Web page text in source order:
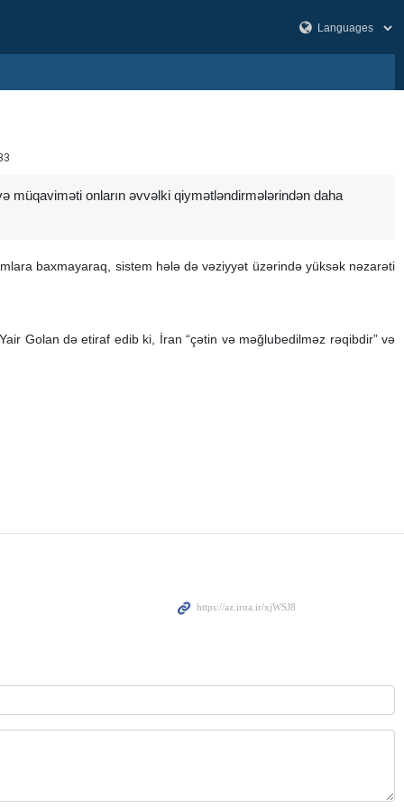
müqaviməti onların əvvəlki qiymətləndirmələrindən daha
baxmayaraq, sistem hələ də vəziyyət üzərində yüksək nəzarəti
Golan də etiraf edib ki, İran “çətin və məğlubedilməz rəqibdir” və